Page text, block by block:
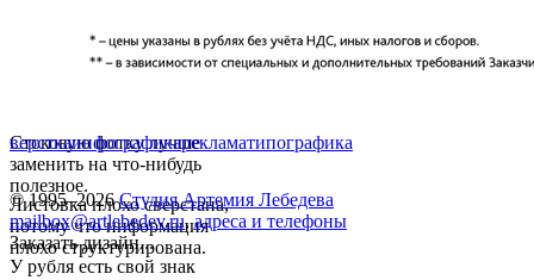
Стоковую фотку лучше
заменить на что-нибудь
полезное.
Листовка плохо сверстана,
потому что информация
плохо структурирована.
У рубля есть свой знак
версткаинфографикарекламатипографика
© 1995–2026 Студия Артемия Лебедева
mailbox@artlebedev.ru, адреса и телефоны
Заказать дизайн...